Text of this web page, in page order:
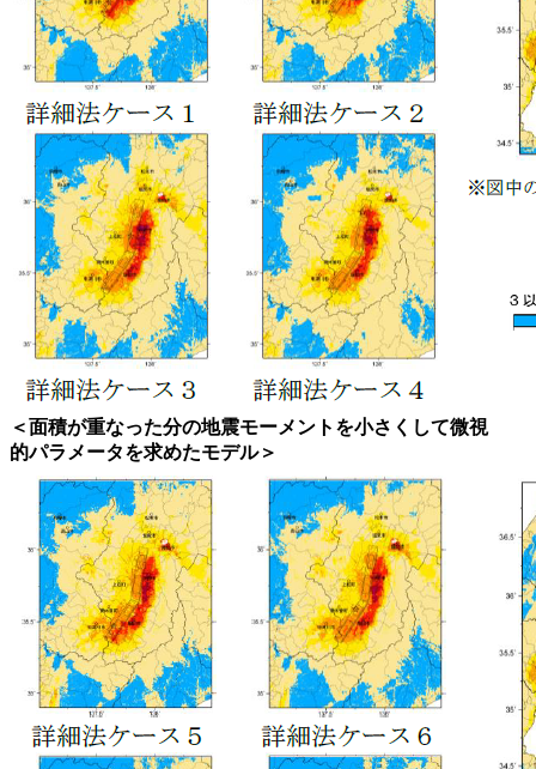
＜面積が重なった分の地震モーメントを小さくして微視
的パラメータを求めたモデル＞